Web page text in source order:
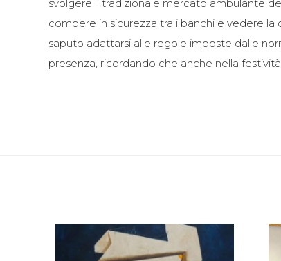
svolgere il tradizionale mercato ambulante
compere in sicurezza tra i banchi e vedere
saputo adattarsi alle regole imposte dalle
presenza, ricordando che anche nella